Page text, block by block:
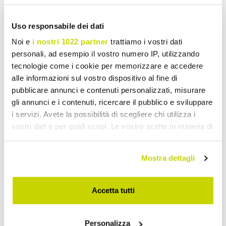
Uso responsabile dei dati
Noi e i nostri 1022 partner trattiamo i vostri dati
personali, ad esempio il vostro numero IP, utilizzando
tecnologie come i cookie per memorizzare e accedere
alle informazioni sul vostro dispositivo al fine di
pubblicare annunci e contenuti personalizzati, misurare
gli annunci e i contenuti, ricercare il pubblico e sviluppare
i servizi. Avete la possibilità di scegliere chi utilizza i
vostri dati e per quali scopi. Le vostre scelte in materia di
modificare o revocare il proprio consenso in qualsiasi
momento dalla Dichiarazione sui cookie o facendo clic
sull'icona di attivazione della privacy.
Mostra dettagli
Accetta tutti
Personalizza
Wrought Iron Double Beds